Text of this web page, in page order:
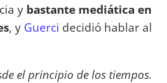
y bastante mediática en
, y Guerci decidió hablar al
el principio de los tiempos.